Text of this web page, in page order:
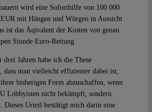
wird eine Soforthilfe von 100 000
mit Hängen und Würgen in Aussicht
ist das Äqivalent der Kosten von genau
Stunde Euro-Rettung.
drei Jahren habe ich die These
dass man vielleicht effizienter dabei ist,
bisherigen Form abzuschaffen, wenn
Lobbyisten nicht bekämpft, sondern
Dieses Urteil bestätigt mich darin eine